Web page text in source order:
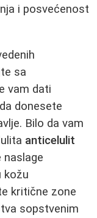
i posvećenost
sa
vam dati
donesete
Bilo da vam
anticelulit
naslage
kožu
kritične zone
sopstvenim